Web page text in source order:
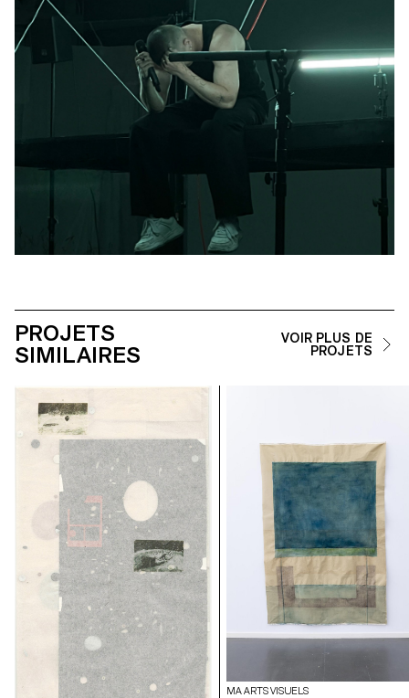
PROJETS
SIMILAIRES
VOIR PLUS DE
PROJETS
MA ARTS VISUELS